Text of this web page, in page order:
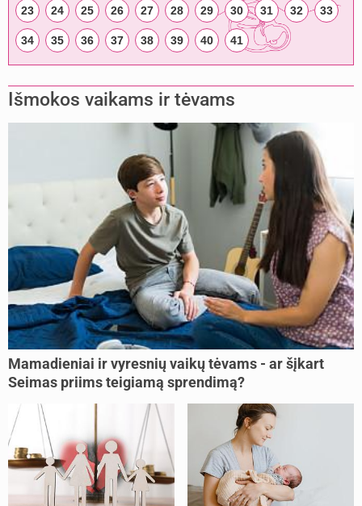
23 24 25 26 27 28 29 30 31 32 33
34 35 36 37 38 39 40 41
Išmokos vaikams ir tėvams
Mamadieniai ir vyresnių vaikų tėvams - ar šįkart
Seimas priims teigiamą sprendimą?